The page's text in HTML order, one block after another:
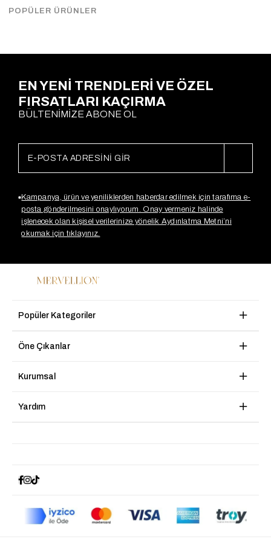
EN YENİ TRENDLERİ VE ÖZEL
FIRSATLARI KAÇIRMA
BÜLTENİMİZE ABONE OL
Kampanya, ürün ve yeniliklerden haberdar edilmek için tarafıma e-
posta gönderilmesini onaylıyorum. Onay vermeniz halinde
işlenecek olan kişisel verilerinize yönelik Aydınlatma Metni’ni
okumak için tıklayınız.
Popüler Kategoriler
Öne Çıkanlar
Kurumsal
Yardım
POPÜLER ÜRÜNLER